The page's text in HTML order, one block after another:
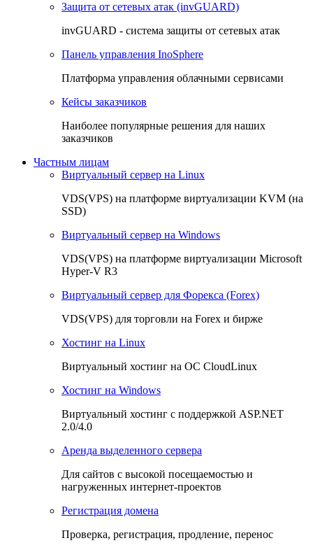
Защита от сетевых атак (invGUARD)
invGUARD - система защиты от сетевых атак
Панель управления InoSphere
Платформа управления облачными сервисами
Кейсы заказчиков
Наиболее популярные решения для наших
заказчиков
Частным лицам
Виртуальный сервер на Linux
VDS(VPS) на платформе виртуализации KVM (на
SSD)
Виртуальный сервер на Windows
VDS(VPS) на платформе виртуализации Microsoft
Hyper-V R3
Виртуальный сервер для Форекса (Forex)
VDS(VPS) для торговли на Forex и бирже
Хостинг на Linux
Виртуальный хостинг на OC CloudLinux
Хостинг на Windows
Виртуальный хостинг с поддержкой ASP.NET
2.0/4.0
Аренда выделенного сервера
Для сайтов с высокой посещаемостью и
нагруженных интернет-проектов
Регистрация домена
Проверка, регистрация, продление, перенос